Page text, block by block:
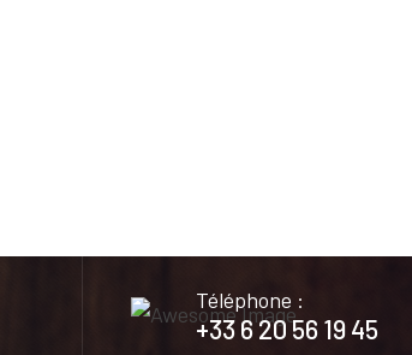
Téléphone :
+33 6 20 56 19 45